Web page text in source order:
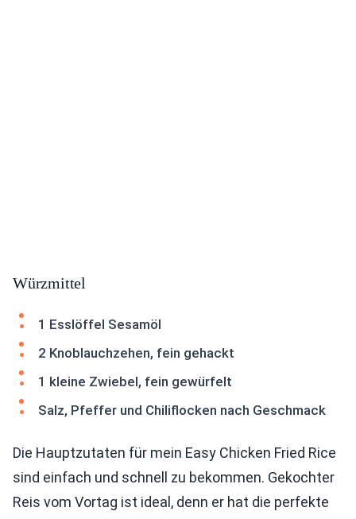
Würzmittel
1 Esslöffel Sesamöl
2 Knoblauchzehen, fein gehackt
1 kleine Zwiebel, fein gewürfelt
Salz, Pfeffer und Chiliflocken nach Geschmack
Die Hauptzutaten für mein Easy Chicken Fried Rice
sind einfach und schnell zu bekommen. Gekochter
Reis vom Vortag ist ideal, denn er hat die perfekte